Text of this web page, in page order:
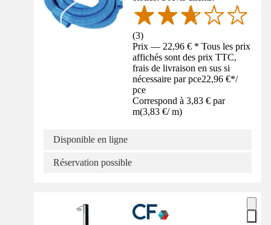
(3)
Prix — 22,96 € * Tous les prix
affichés sont des prix TTC,
frais de livraison en sus si
nécessaire par pce22,96 €*/
pce
Correspond à 3,83 € par
m(3,83 €/ m)
Disponible en ligne
Réservation possible